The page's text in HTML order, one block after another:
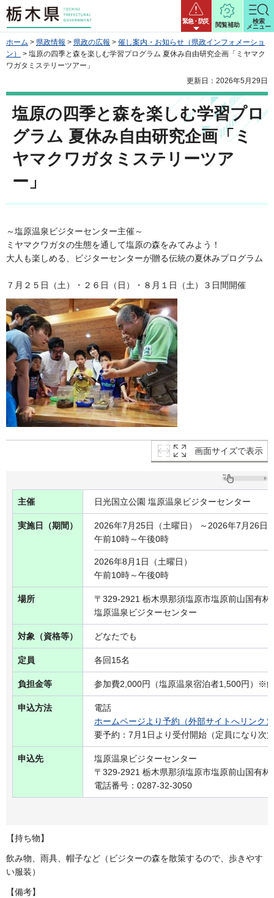
栃木県 緊急・防災
閲覧補助
検索
メニュー
ホーム > 県政情報 > 県政の広報 > 催し案内・お知らせ（県政インフォメーショ
ン）
> 塩原の四季と森を楽しむ学習プログラム 夏休み自由研究企画「ミヤマク
ワガタミステリーツアー」
更新日：2026年5月29日
塩原の四季と森を楽しむ学習プロ
グラム 夏休み自由研究企画「ミ
ヤマクワガタミステリーツア
ー」
～塩原温泉ビジターセンター主催～
ミヤマクワガタの生態を通して塩原の森をみてみよう！
大人も楽しめる、ビジターセンターが贈る伝統の夏休みプログラム
７月２５日（土）・２６日（日）・８月１日（土）３日間開催
画面サイズで表示
主催 日光国立公園 塩原温泉ビジターセンター
実施日（期間）
2026年7月25日（土曜日） ～2026年7月26日
午前10時～午後0時
2026年8月1日（土曜日）
午前10時～午後0時
場所
〒329-2921 栃木県那須塩原市塩原前山国有林
塩原温泉ビジターセンター
対象（資格等） どなたでも
定員 各回15名
負担金等 参加費2,000円（塩原温泉宿泊者1,500円）※
申込方法
電話
ホームページより予約（外部サイトへリンク）
要予約：7月1日より受付開始（定員になり次
申込先
塩原温泉ビジターセンター
〒329-2921 栃木県那須塩原市塩原前山国有林
電話番号：0287-32-3050
【持ち物】
飲み物、雨具、帽子など（ビジターの森を散策するので、歩きやす
い服装）
【備考】